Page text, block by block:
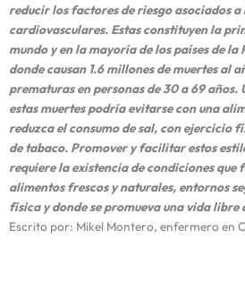
reducir los factores de riesgo asociados a
cardiovasculares. Estas constituyen la
mundo y en la mayoría de los países de la
donde causan 1.6 millones de muertes al
prematuras en personas de 30 a 69
estas muertes podría evitarse con una
reduzca el consumo de sal, con ejercicio
de tabaco. Promover y facilitar estos
requiere la existencia de condiciones que
alimentos frescos y naturales, entornos
física y donde se promueva una vida libre
Escrito por: Mikel Montero, enfermero en